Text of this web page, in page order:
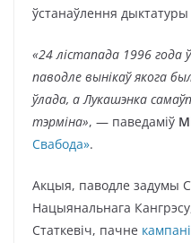
ўстанаўлення дыктатуры
«24 лістапада 1996 года
паводле вынікаў якога
ўлада, а Лукашэнка
тэрміна», — паведаміў
Свабода».
Акцыя, паводле задумы
Нацыянальнага
Статкевіч, пачне